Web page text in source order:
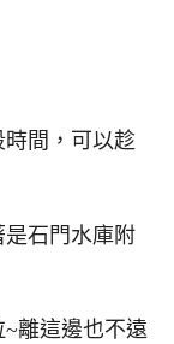
間，可以趁
石門水庫附
~離這邊也不遠